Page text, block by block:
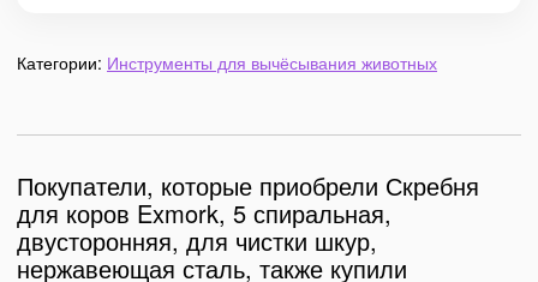
Категории: Инструменты для вычёсывания животных
Покупатели, которые приобрели Скребня
для коров Exmork, 5 спиральная,
двусторонняя, для чистки шкур,
нержавеющая сталь, также купили